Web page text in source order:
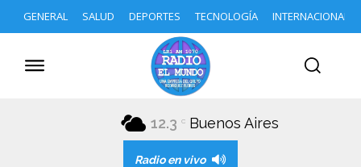
GENERAL SALUD DEPORTES TECNOLOGÍA INTERNACIONAL
12.3 C Buenos Aires
Radio en vivo